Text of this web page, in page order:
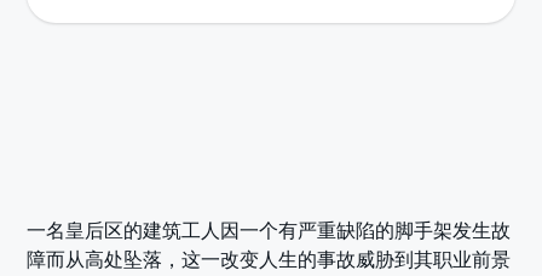
一名皇后区的建筑工人因一个有严重缺陷的脚手架发生故
障而从高处坠落，这一改变人生的事故威胁到其职业前景